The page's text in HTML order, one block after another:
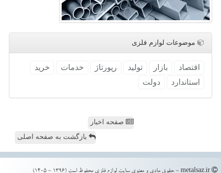
موضوعات لوازم فلزی
اقتصاد بازار تولید رپورتاژ خدمات
خرید
استاندارد
دولت
صفحه اخبار
بازگشت به صفحه اصلی